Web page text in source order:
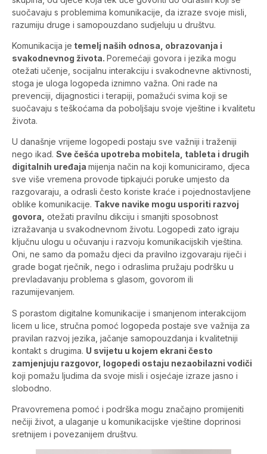
suočavaju s problemima komunikacije, da izraze svoje misli,
razumiju druge i samopouzdano sudjeluju u društvu.
Komunikacija je temelj naših odnosa, obrazovanja i
svakodnevnog života. Poremećaji govora i jezika mogu
otežati učenje, socijalnu interakciju i svakodnevne aktivnosti,
stoga je uloga logopeda iznimno važna. Oni rade na
prevenciji, dijagnostici i terapiji, pomažući svima koji se
suočavaju s teškoćama da poboljšaju svoje vještine i kvalitetu
života.
U današnje vrijeme logopedi postaju sve važniji i traženiji
nego ikad. Sve češća upotreba mobitela, tableta i drugih
digitalnih uređaja mijenja način na koji komuniciramo, djeca
sve više vremena provode tipkajući poruke umjesto da
razgovaraju, a odrasli često koriste kraće i pojednostavljene
oblike komunikacije. Takve navike mogu usporiti razvoj
govora, otežati pravilnu dikciju i smanjiti sposobnost
izražavanja u svakodnevnom životu. Logopedi zato igraju
ključnu ulogu u očuvanju i razvoju komunikacijskih vještina.
Oni, ne samo da pomažu djeci da pravilno izgovaraju riječi i
grade bogat rječnik, nego i odraslima pružaju podršku u
prevladavanju problema s glasom, govorom ili
razumijevanjem.
S porastom digitalne komunikacije i smanjenom interakcijom
licem u lice, stručna pomoć logopeda postaje sve važnija za
pravilan razvoj jezika, jačanje samopouzdanja i kvalitetniji
kontakt s drugima. U svijetu u kojem ekrani često
zamjenjuju razgovor, logopedi ostaju nezaobilazni vodiči
koji pomažu ljudima da svoje misli i osjećaje izraze jasno i
slobodno.
Pravovremena pomoć i podrška mogu značajno promijeniti
nečiji život, a ulaganje u komunikacijske vještine doprinosi
sretnijem i povezanijem društvu.